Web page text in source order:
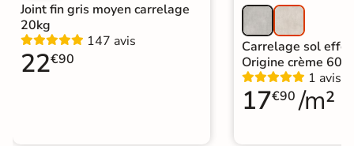
Joint fin gris moyen carrelage
20kg
147 avis
22€90
Carrelage sol
Origine crème
1 avis
17€90 /m²